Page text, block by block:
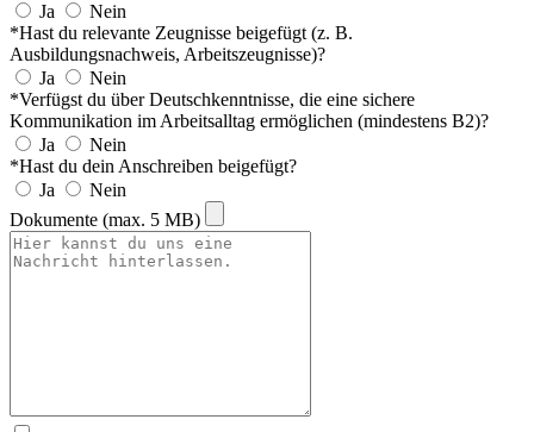
Ja
Nein
*Hast du relevante Zeugnisse beigefügt (z. B.
Ausbildungsnachweis, Arbeitszeugnisse)?
Ja
Nein
*Verfügst du über Deutschkenntnisse, die eine sichere
Kommunikation im Arbeitsalltag ermöglichen (mindestens B2)?
Ja
Nein
*Hast du dein Anschreiben beigefügt?
Ja
Nein
Dokumente (max. 5 MB)